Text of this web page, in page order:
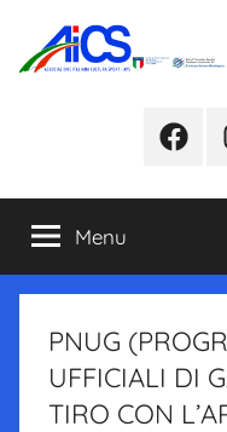
Menu
PNUG
UFFICIALI DI
TIRO CON